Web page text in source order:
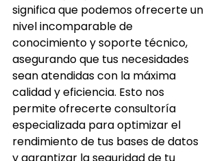
significa que podemos ofrecerte un
nivel incomparable de
conocimiento y soporte técnico,
asegurando que tus necesidades
sean atendidas con la máxima
calidad y eficiencia. Esto nos
permite ofrecerte consultoría
especializada para optimizar el
rendimiento de tus bases de datos